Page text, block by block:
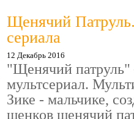
Щенячий
сериала
12 Декабрь 2016
"Щенячий патруль"
мультсериал.
Зике - мальчике,
щенков щенячий